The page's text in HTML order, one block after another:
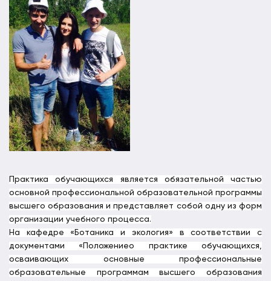
Практика обучающихся является обязательной частью
основной профессиональной образовательной программы
высшего образования и представляет собой одну из форм
организации учебного процесса.
На кафедре «Ботаника и экология» в соответствии с
документами «Положениео практике обучающихся,
осваивающих основные профессиональные
образовательные программам высшего образования